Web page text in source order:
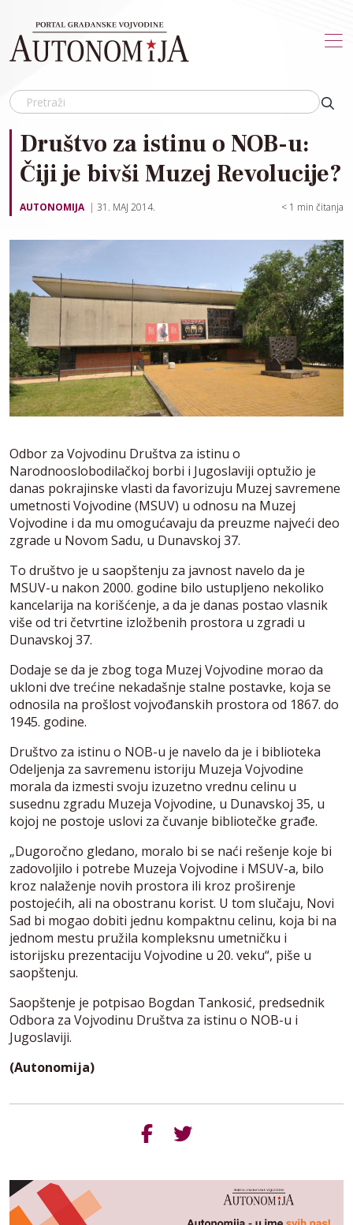
Društvo za istinu o NOB-u:
Čiji je bivši Muzej Revolucije?
AUTONOMIJA 31. MAJ 2014. < 1 min čitanja
Odbor za Vojvodinu Društva za istinu o
Narodnooslobodilačkoj borbi i Jugoslaviji optužio je
danas pokrajinske vlasti da favorizuju Muzej savremene
umetnosti Vojvodine (MSUV) u odnosu na Muzej
Vojvodine i da mu omogućavaju da preuzme najveći deo
zgrade u Novom Sadu, u Dunavskoj 37.
To društvo je u saopštenju za javnost navelo da je
MSUV-u nakon 2000. godine bilo ustupljeno nekoliko
kancelarija na korišćenje, a da je danas postao vlasnik
više od tri četvrtine izložbenih prostora u zgradi u
Dunavskoj 37.
Dodaje se da je zbog toga Muzej Vojvodine morao da
ukloni dve trećine nekadašnje stalne postavke, koja se
odnosila na prošlost vojvođanskih prostora od 1867. do
1945. godine.
Društvo za istinu o NOB-u je navelo da je i biblioteka
Odeljenja za savremenu istoriju Muzeja Vojvodine
morala da izmesti svoju izuzetno vrednu celinu u
susednu zgradu Muzeja Vojvodine, u Dunavskoj 35, u
kojoj ne postoje uslovi za čuvanje bibliotečke građe.
„Dugoročno gledano, moralo bi se naći rešenje koje bi
zadovoljilo i potrebe Muzeja Vojvodine i MSUV-a, bilo
kroz nalaženje novih prostora ili kroz proširenje
postojećih, ali na obostranu korist. U tom slučaju, Novi
Sad bi mogao dobiti jednu kompaktnu celinu, koja bi na
jednom mestu pružila kompleksnu umetničku i
istorijsku prezentaciju Vojvodine u 20. veku“, piše u
saopštenju.
Saopštenje je potpisao Bogdan Tankosić, predsednik
Odbora za Vojvodinu Društva za istinu o NOB-u i
Jugoslaviji.
(Autonomija)